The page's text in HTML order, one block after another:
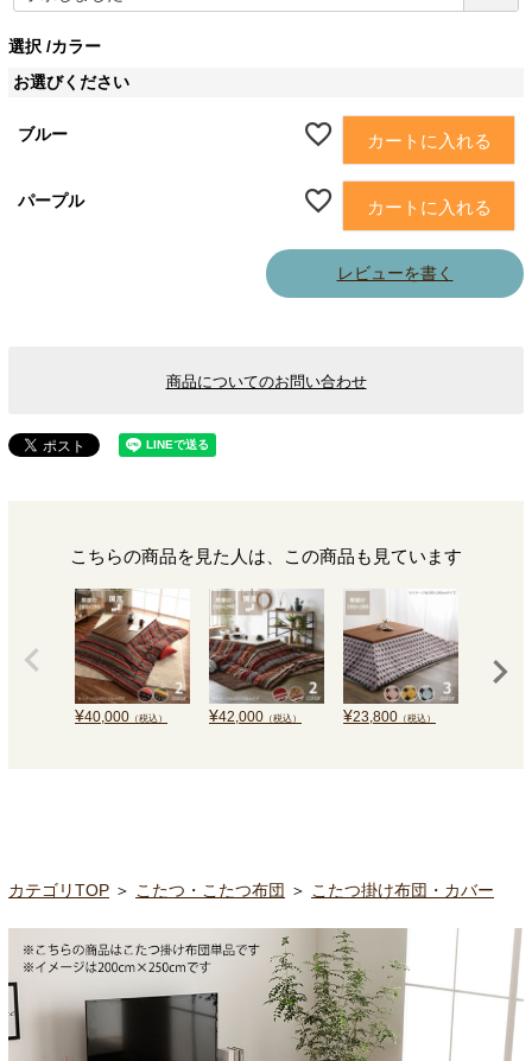
選択
カラー
お選びください
ブルー カートに入れる
パープル カートに入れる
レビューを書く
商品についてのお問い合わせ
こちらの商品を見た人は、この商品も見ています
¥40,000 （税込） ¥42,000 （税込） ¥23,800 （税込）
カテゴリTOP ＞ こたつ・こたつ布団 ＞ こたつ掛け布団・カバー